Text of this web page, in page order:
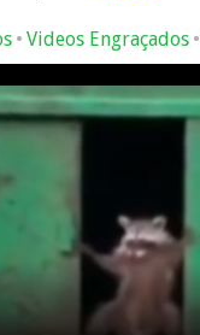
• Videos Engraçados •